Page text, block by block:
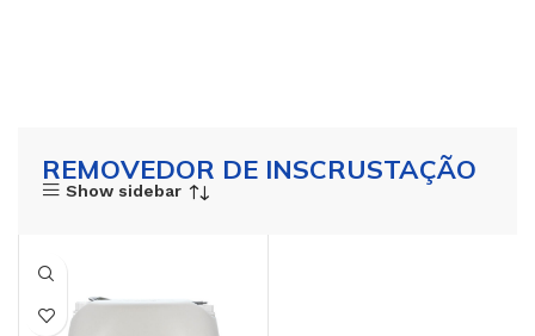
REMOVEDOR DE INSCRUSTAÇÃO
Show sidebar